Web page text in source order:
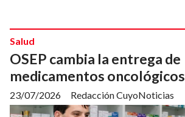
OSEP cambia la entrega de
medicamentos oncológicos
Redacción CuyoNoticias
Salud
23/07/2026